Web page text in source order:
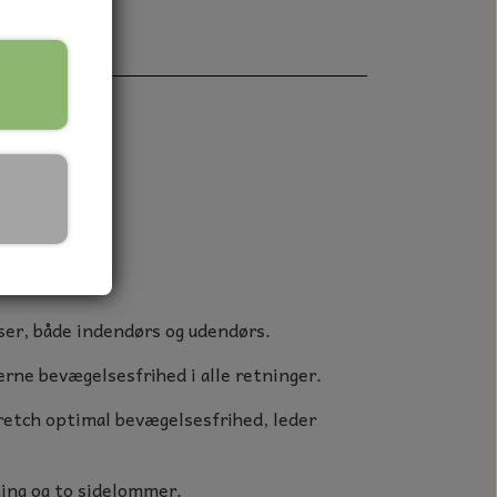
både indendørs og udendørs.
bevægelsesfrihed i alle retninger.
optimal bevægelsesfrihed, leder
og to sidelommer.